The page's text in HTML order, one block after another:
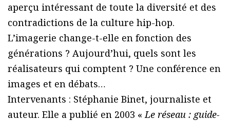
aperçu intéressant de toute la diversité et des
contradictions de la culture hip-hop.
L’imagerie change-t-elle en fonction des
générations ? Aujourd’hui, quels sont les
réalisateurs qui comptent ? Une conférence en
images et en débats…
Intervenants : Stéphanie Binet, journaliste et
auteur. Elle a publié en 2003 « Le réseau : guide-